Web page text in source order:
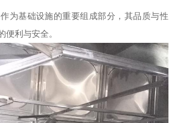
为基础设施的重要组成部分，其品质与性
便利与安全。